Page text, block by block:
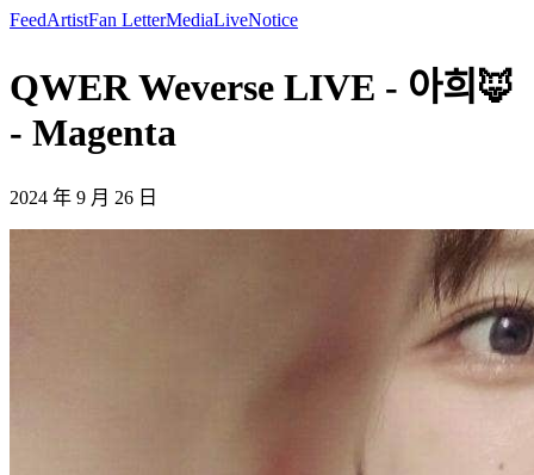
FeedArtistFan LetterMediaLiveNotice
QWER Weverse LIVE - 아희🦊
- Magenta
2024 年 9 月 26 日